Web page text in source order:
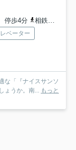
停歩4分
相鉄本線「鶴ケ峰」駅 バス6分 「白根台第２」 停歩8分
ベーター
な「『ナイスサンソ
ょうか。南... もっと